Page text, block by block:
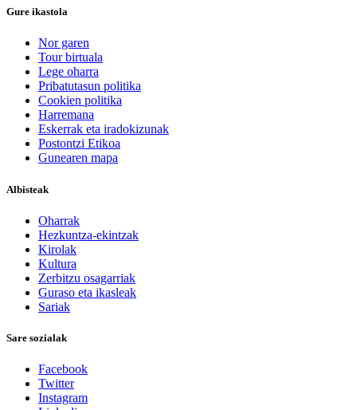
Gure ikastola
Nor garen
Tour birtuala
Lege oharra
Pribatutasun politika
Cookien politika
Harremana
Eskerrak eta iradokizunak
Postontzi Etikoa
Gunearen mapa
Albisteak
Oharrak
Hezkuntza-ekintzak
Kirolak
Kultura
Zerbitzu osagarriak
Guraso eta ikasleak
Sariak
Sare sozialak
Facebook
Twitter
Instagram